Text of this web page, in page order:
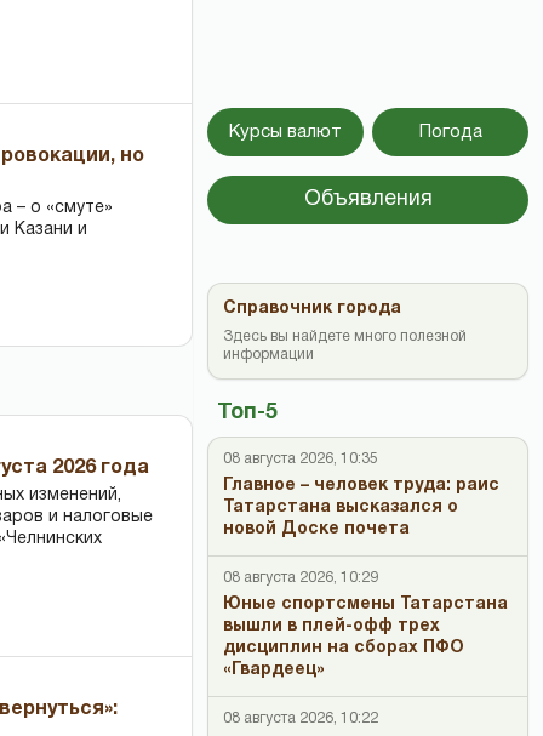
но
– о «смуте»
Казани и
2026 года
изменений,
и налоговые
Курсы валют Погода
Объявления
Топ-5
08 августа 2026, 10:35
Главное – человек труда: раис
Татарстана высказался о
новой Доске почета
08 августа 2026, 10:29
Юные спортсмены Татарстана
вышли в плей-офф трех
дисциплин на сборах ПФО
«Гвардеец»
08 августа 2026, 10:22
Справочник города
Здесь вы найдете много полезной
информации